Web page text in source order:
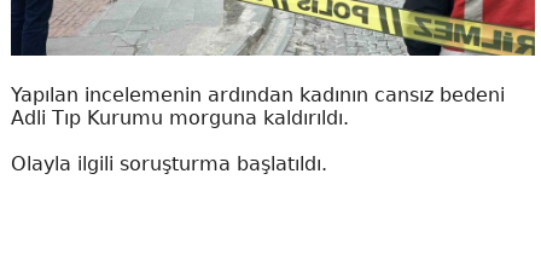
Yapılan incelemenin ardından kadının cansız bedeni
Adli Tıp Kurumu morguna kaldırıldı.
Olayla ilgili soruşturma başlatıldı.